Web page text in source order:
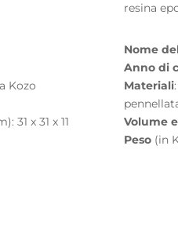
Kozo
31 x 31 x 11
resina
Nome
Anno di
Materiali
Volume
Peso(in